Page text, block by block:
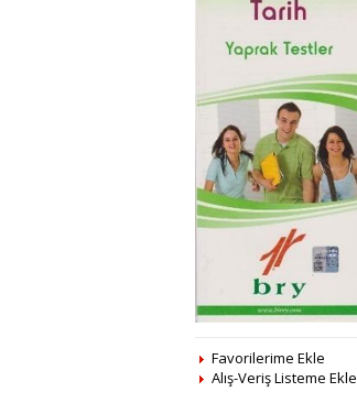
Favorilerime Ekle
Alış-Veriş Listeme Ekle